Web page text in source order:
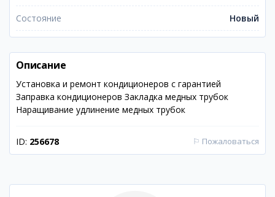
Состояние Новый
Описание
Установка и ремонт кондиционеров с гарантией
Заправка кондиционеров Закладка медных трубок
Наращивание удлинение медных трубок
ID: 256678 ⚐ Пожаловаться